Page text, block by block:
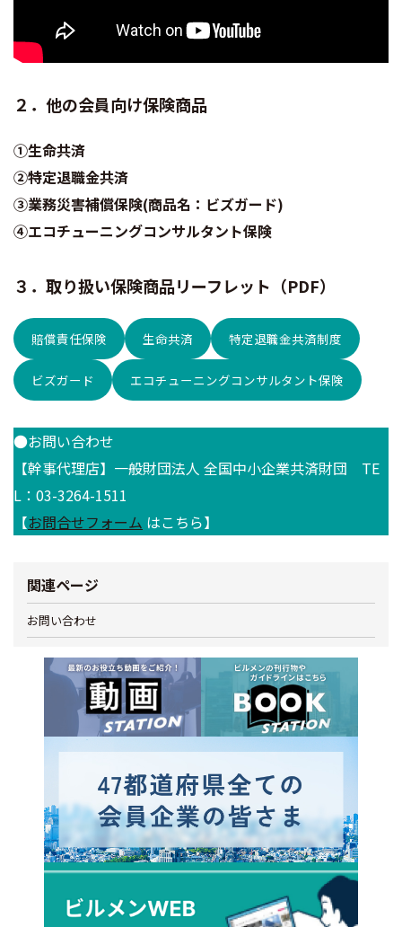
２．他の会員向け保険商品​
①生命共済​
②特定退職金共済​
③業務災害補償保険(商品名：ビズガード)​
④エコチューニングコンサルタント保険​
３．取り扱い保険商品リーフレット（PDF）​
賠償責任保険​ 生命共済​​ 特定退職金共済制度​
ビズガード​ エコチューニングコンサルタント保険​
●お問い合わせ
【幹事代理店】一般財団法人 全国中小企業共済財団 TE
L：03-3264-1511
【お問合せフォーム はこちら】
関連ページ
お問い合わせ